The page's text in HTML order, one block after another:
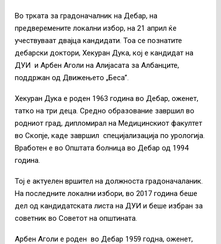
Во трката за градоначалник на Дебар, на
предверемените локални избор, на 21 април ќе
учествуваат двајца кандидати. Тоа се познатите
дебарски доктори, Хекуран Дука, кој е кандидат на
ДУИ и Арбен Аголи на Алијасата за Албанците,
поддржан од Движењето „Беса”.
Хекуран Дука е роден 1963 година во Дебар, оженет,
татко на три деца. Средно образование завршил во
родниот град, дипломирал на Медицинскиот факултет
во Скопје, каде завршил специјализација по урологија.
Вработен е во Општата болница во Дебар од 1994
година.
Тој е актуелен вршител на должноста градоначаланик.
На последните локални избори, во 2017 година беше
дел од кандидатската листа на ДУИ и беше избран за
советник во Советот на општината.
Арбен Аголи е роден во Дебар 1959 годна, оженет,